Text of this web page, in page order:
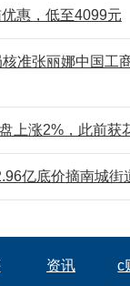
惠，低至4099元
准张丽娜中国工
上涨2%，此前获
亿底价摘南城街
资讯 c